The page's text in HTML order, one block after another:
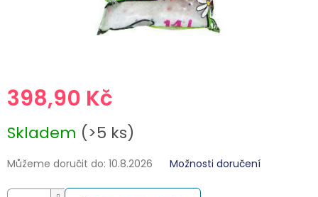
398,90 Kč
cena:
Skladem (>5 ks)
Můžeme doručit do: 10.8.2026 Možnosti doručení